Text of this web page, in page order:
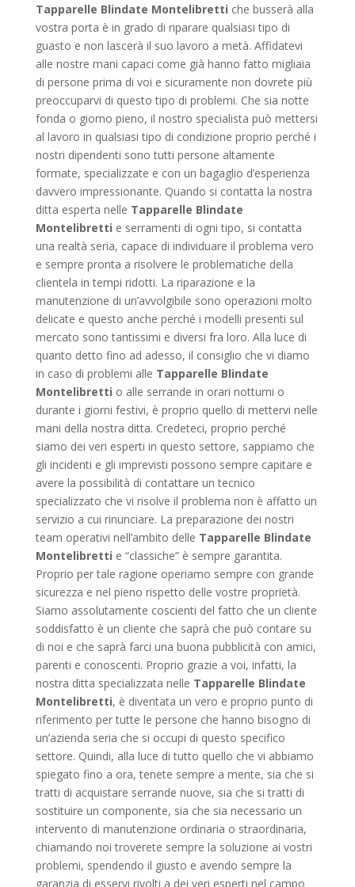
Tapparelle Blindate Montelibretti che busserà alla
vostra porta è in grado di riparare qualsiasi tipo di
guasto e non lascerà il suo lavoro a metà. Affidatevi
alle nostre mani capaci come già hanno fatto migliaia
di persone prima di voi e sicuramente non dovrete più
preoccuparvi di questo tipo di problemi. Che sia notte
fonda o giorno pieno, il nostro specialista può mettersi
al lavoro in qualsiasi tipo di condizione proprio perché i
nostri dipendenti sono tutti persone altamente
formate, specializzate e con un bagaglio d’esperienza
davvero impressionante. Quando si contatta la nostra
ditta esperta nelle Tapparelle Blindate
Montelibretti e serramenti di ogni tipo, si contatta
una realtà seria, capace di individuare il problema vero
e sempre pronta a risolvere le problematiche della
clientela in tempi ridotti. La riparazione e la
manutenzione di un’avvolgibile sono operazioni molto
delicate e questo anche perché i modelli presenti sul
mercato sono tantissimi e diversi fra loro. Alla luce di
quanto detto fino ad adesso, il consiglio che vi diamo
in caso di problemi alle Tapparelle Blindate
Montelibretti o alle serrande in orari notturni o
durante i giorni festivi, è proprio quello di mettervi nelle
mani della nostra ditta. Credeteci, proprio perché
siamo dei veri esperti in questo settore, sappiamo che
gli incidenti e gli imprevisti possono sempre capitare e
avere la possibilità di contattare un tecnico
specializzato che vi risolve il problema non è affatto un
servizio a cui rinunciare. La preparazione dei nostri
team operativi nell’ambito delle Tapparelle Blindate
Montelibretti e “classiche” è sempre garantita.
Proprio per tale ragione operiamo sempre con grande
sicurezza e nel pieno rispetto delle vostre proprietà.
Siamo assolutamente coscienti del fatto che un cliente
soddisfatto è un cliente che saprà che può contare su
di noi e che saprà farci una buona pubblicità con amici,
parenti e conoscenti. Proprio grazie a voi, infatti, la
nostra ditta specializzata nelle Tapparelle Blindate
Montelibretti, è diventata un vero e proprio punto di
riferimento per tutte le persone che hanno bisogno di
un’azienda seria che si occupi di questo specifico
settore. Quindi, alla luce di tutto quello che vi abbiamo
spiegato fino a ora, tenete sempre a mente, sia che si
tratti di acquistare serrande nuove, sia che si tratti di
sostituire un componente, sia che sia necessario un
intervento di manutenzione ordinaria o straordinaria,
chiamando noi troverete sempre la soluzione ai vostri
problemi, spendendo il giusto e avendo sempre la
garanzia di esservi rivolti a dei veri esperti nel campo